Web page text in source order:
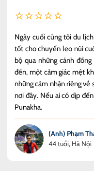
⭐⭐⭐⭐⭐
Ngày cuối cùng tôi du
tốt cho chuyến leo núi
bộ qua những cánh
đền, một cảm giác mệt
những cảm nhận riêng về
nơi đây. Nếu ai có dịp
Punakha.
(Anh) Phạm
44 tuổi, Hà Nội